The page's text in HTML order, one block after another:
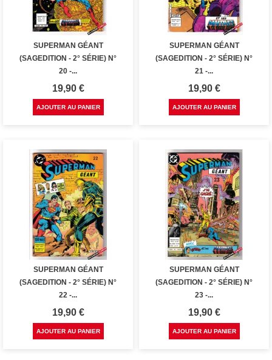
SUPERMAN GÉANT
(SAGEDITION - 2° SÉRIE) N°
20 -...
Prix
19,90 €
AJOUTER AU PANIER
SUPERMAN GÉANT
(SAGEDITION - 2° SÉRIE) N°
21 -...
Prix
19,90 €
AJOUTER AU PANIER
SUPERMAN GÉANT
(SAGEDITION - 2° SÉRIE) N°
22 -...
Prix
19,90 €
AJOUTER AU PANIER
SUPERMAN GÉANT
(SAGEDITION - 2° SÉRIE) N°
23 -...
Prix
19,90 €
AJOUTER AU PANIER